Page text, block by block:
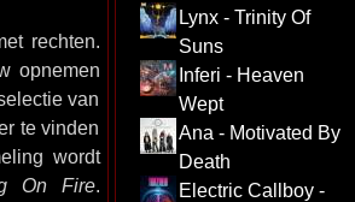
rechten.
opnemen
van
te vinden
wordt
On Fire.
Lynx - Trinity Of
Suns
Inferi - Heaven
Wept
Ana - Motivated By
Death
Electric Callboy -